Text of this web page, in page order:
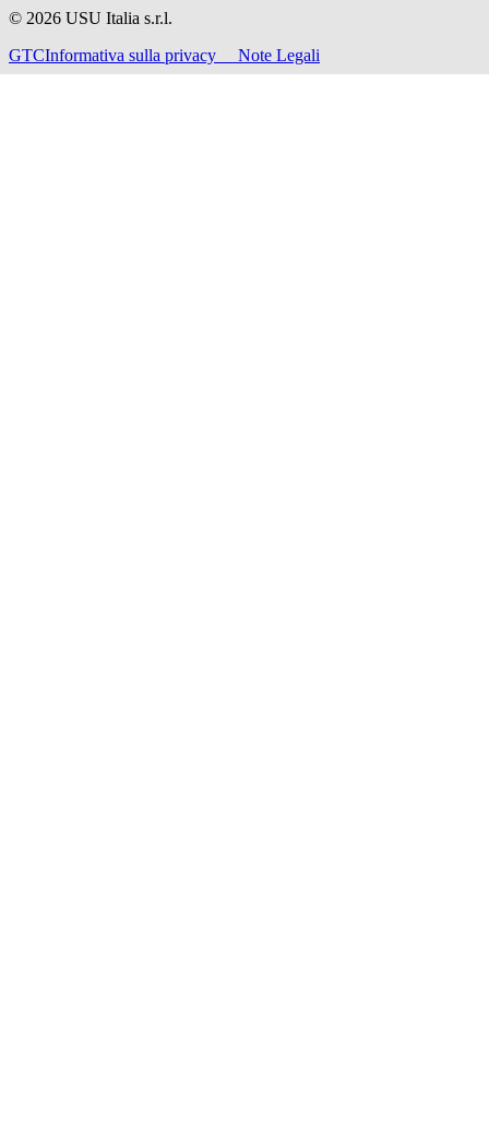
© 2026 USU Italia s.r.l.
GTCInformativa sulla privacy Note Legali